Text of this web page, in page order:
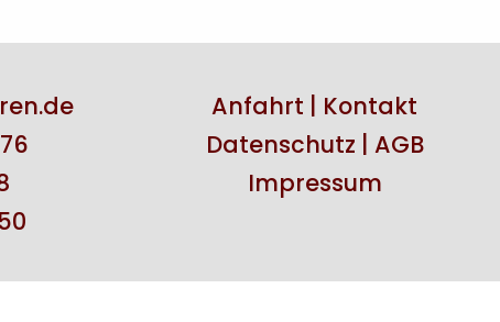
Anfahrt
Kontakt
Datenschutz
AGB
Impressum